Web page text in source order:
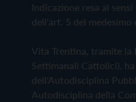
Indicazione resa ai
dell'art. 5 del medesimo
Vita Trentina, tramite la
Settimanali Cattolici),
dell'Autodisciplina
Autodisciplina della